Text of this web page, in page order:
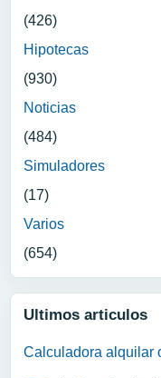
(426)
Hipotecas
(930)
Noticias
(484)
Simuladores
(17)
Varios
(654)
Ultimos articulos
Calculadora alquilar